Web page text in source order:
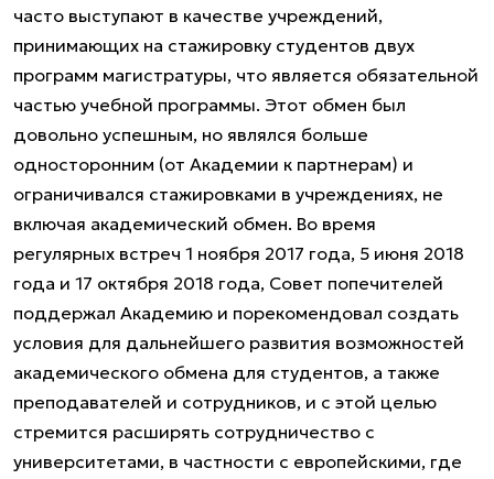
часто выступают в качестве учреждений,
принимающих на стажировку студентов двух
программ магистратуры, что является обязательной
частью учебной программы. Этот обмен был
довольно успешным, но являлся больше
односторонним (от Академии к партнерам) и
ограничивался стажировками в учреждениях, не
включая академический обмен. Во время
регулярных встреч 1 ноября 2017 года, 5 июня 2018
года и 17 октября 2018 года, Совет попечителей
поддержал Академию и порекомендовал создать
условия для дальнейшего развития возможностей
академического обмена для студентов, а также
преподавателей и сотрудников, и с этой целью
стремится расширять сотрудничество с
университетами, в частности с европейскими, где